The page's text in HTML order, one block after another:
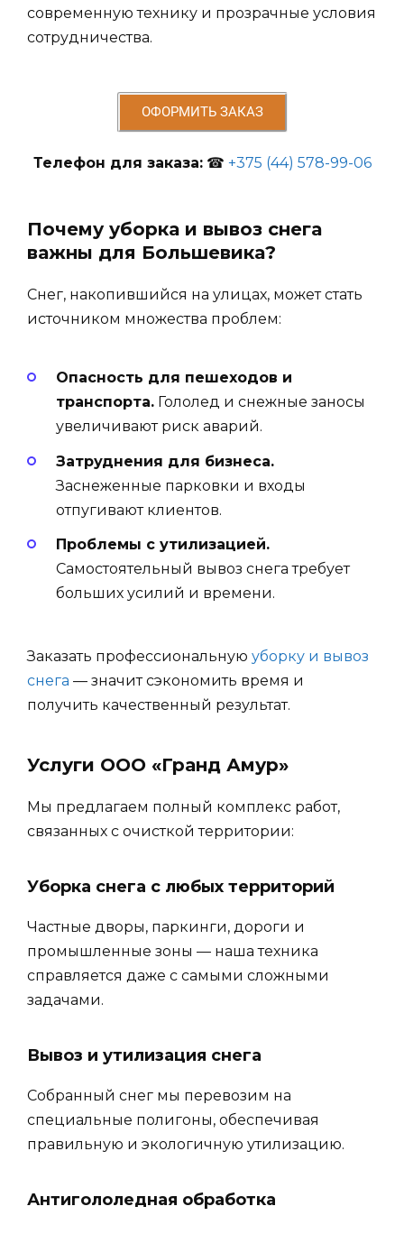
современную технику и прозрачные условия
сотрудничества.
ОФОРМИТЬ ЗАКАЗ
Телефон для заказа:☎ +375 (44) 578-99-06
Почему уборка и вывоз снега
важны для Большевика?
Снег, накопившийся на улицах, может стать
источником множества проблем:
Опасность для пешеходов и
транспорта. Гололед и снежные заносы
увеличивают риск аварий.
Затруднения для бизнеса.
Заснеженные парковки и входы
отпугивают клиентов.
Проблемы с утилизацией.
Самостоятельный вывоз снега требует
больших усилий и времени.
Заказать профессиональную уборку и вывоз
снега — значит сэкономить время и
получить качественный результат.
Услуги ООО «Гранд Амур»
Мы предлагаем полный комплекс работ,
связанных с очисткой территории:
Уборка снега с любых территорий
Частные дворы, паркинги, дороги и
промышленные зоны — наша техника
справляется даже с самыми сложными
задачами.
Вывоз и утилизация снега
Собранный снег мы перевозим на
специальные полигоны, обеспечивая
правильную и экологичную утилизацию.
Антигололедная обработка